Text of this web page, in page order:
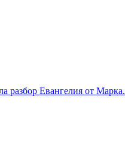
разбор Евангелия от Марка.